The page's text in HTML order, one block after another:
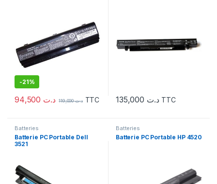
-21%
د.ت د.ت119,000 TTC د.ت TTC
Batteries
Batterie PC Portable Dell
3521
Batteries
Batterie PC Portable HP 4520